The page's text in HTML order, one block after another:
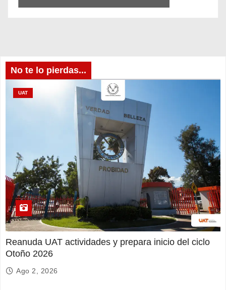
No te lo pierdas...
UAT
Reanuda UAT actividades y prepara inicio del ciclo
Otoño 2026
Ago 2, 2026